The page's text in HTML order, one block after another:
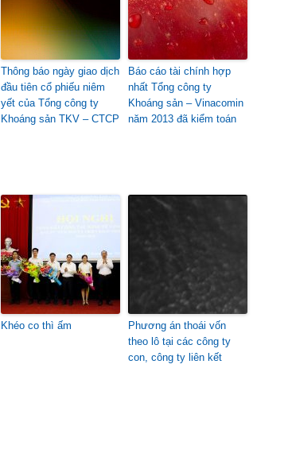
Thông báo ngày giao dịch
đầu tiên cổ phiếu niêm
yết của Tổng công ty
Khoáng sản TKV – CTCP
Báo cáo tài chính hợp
nhất Tổng công ty
Khoáng sản – Vinacomin
năm 2013 đã kiểm toán
Khéo co thì ấm
Phương án thoái vốn
theo lô tại các công ty
con, công ty liên kết